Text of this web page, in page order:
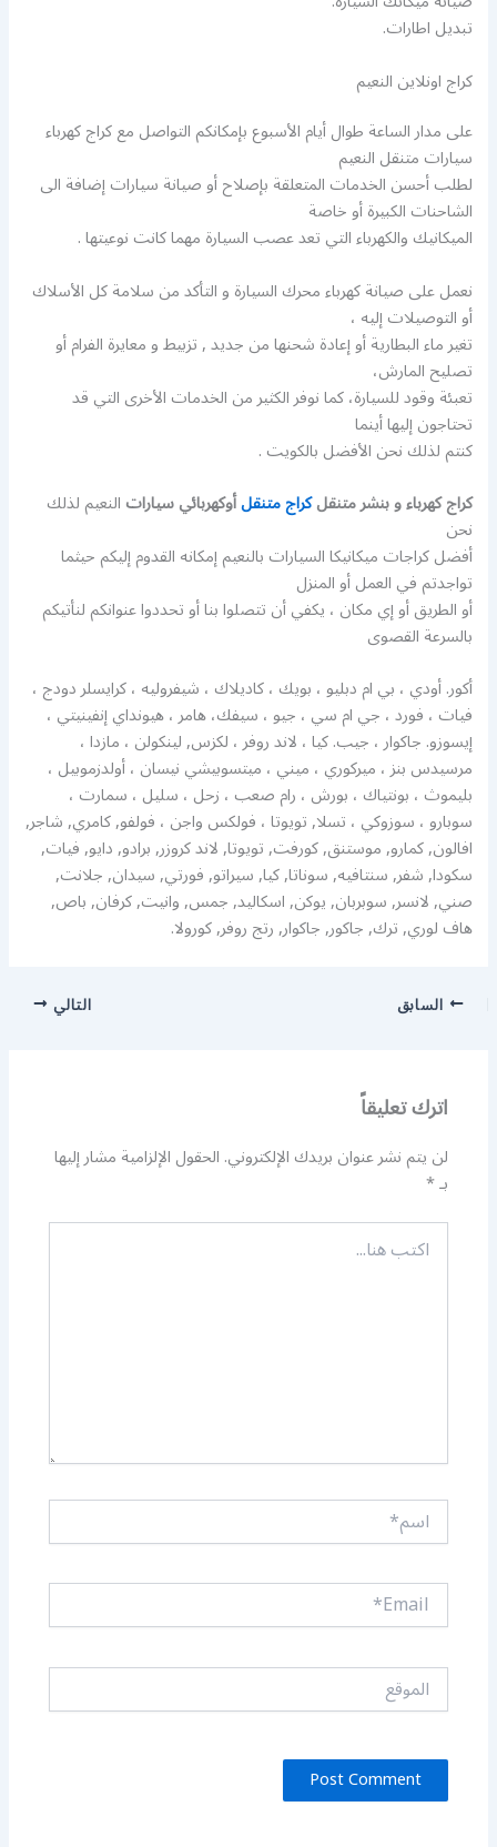
تبديل اطارات.
كراج اونلاين النعيم
على مدار الساعة طوال أيام الأسبوع بإمكانكم التواصل مع كراج كهرباء
سيارات متنقل النعيم
لطلب أحسن الخدمات المتعلقة بإصلاح أو صيانة سيارات إضافة الى
الشاحنات الكبيرة أو خاصة
الميكانيك والكهرباء التي تعد عصب السيارة مهما كانت نوعيتها .
نعمل على صيانة كهرباء محرك السيارة و التأكد من سلامة كل الأسلاك
أو التوصيلات إليه ،
تغير ماء البطارية أو إعادة شحنها من جديد , تزبيط و معايرة الفرام أو
تصليح المارش،
تعبئة وقود للسيارة، كما نوفر الكثير من الخدمات الأخرى التي قد
تحتاجون إليها أينما
كنتم لذلك نحن الأفضل بالكويت .
كراج كهرباء و بنشر متنقلكراج متنقلأوكهربائي سياراتالنعيم لذلك
نحن
أفضل كراجات ميكانيكا السيارات بالنعيم إمكانه القدوم إليكم حيثما
تواجدتم في العمل أو المنزل
أو الطريق أو إي مكان ، يكفي أن تتصلوا بنا أو تحددوا عنوانكم لنأتيكم
بالسرعة القصوى
أكور. أودي ، بي ام دبليو ، بويك ، كاديلاك ، شيفروليه ، كرايسلر دودج ،
فيات ، فورد ، جي ام سي ، جيو ، سيفك، هامر ، هيونداي إنفينيتي ،
إيسوزو. جاكوار ، جيب. كيا ، لاند روفر ، لكزس, لينكولن ، مازدا ،
مرسيدس بنز ، ميركوري ، ميني ، ميتسوبيشي نيسان ، أولدزموبيل ،
بليموث ، بونتياك ، بورش ، رام صعب ، زحل ، سليل ، سمارت ،
سوبارو ، سوزوكي ، تسلا, تويوتا ، فولكس واجن ، فولفو, كامري, شاجر,
افالون, كمارو, موستنق, كورفت, تويوتا, لاند كروزر, برادو, دايو, فيات,
سكودا, شفر, سنتافيه, سوناتا, كيا, سيراتو, فورتي, سيدان, جلانت,
صني, لانسر, سوبربان, يوكن, اسكاليد, جمس, وانيت, كرفان, باص,
هاف لوري, ترك, جاكور, جاكوار, رتج روفر, كورولا.
السابق التالي
اترك تعليقاً
لن يتم نشر عنوان بريدك الإلكتروني.الحقول الإلزامية مشار إليها
بـ*
اكتب
هنا...
اسم*
Email*
الموقع